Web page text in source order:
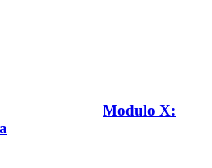
Modulo X: